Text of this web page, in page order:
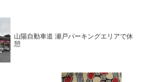
山陽自動車道 瀬戸パーキングエリアで休
憩